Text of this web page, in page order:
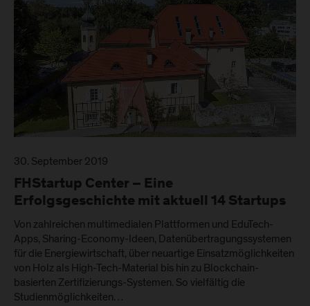
30. September 2019
FHStartup Center – Eine
Erfolgsgeschichte mit aktuell 14 Startups
Von zahlreichen multimedialen Plattformen und EduTech-
Apps, Sharing-Economy-Ideen, Datenübertragungssystemen
für die Energiewirtschaft, über neuartige Einsatzmöglichkeiten
von Holz als High-Tech-Material bis hin zu Blockchain-
basierten Zertifizierungs-Systemen. So vielfältig die
Studienmöglichkeiten…